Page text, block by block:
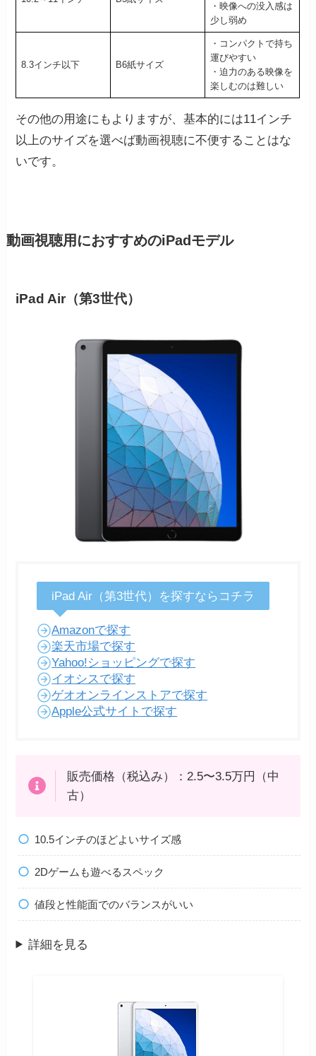
・映像への没入感は
少し弱め
8.3インチ以下 B6紙サイズ
・コンパクトで持ち
運びやすい
・迫力のある映像を
楽しむのは難しい
その他の用途にもよりますが、基本的には11インチ
以上のサイズを選べば動画視聴に不便することはな
いです。
動画視聴用におすすめのiPadモデル
iPad Air（第3世代）
iPad Air（第3世代）を探すならコチラ
Amazonで探す
楽天市場で探す
Yahoo!ショッピングで探す
イオシスで探す
ゲオオンラインストアで探す
Apple公式サイトで探す
販売価格（税込み）：2.5〜3.5万円（中
古）
10.5インチのほどよいサイズ感
2Dゲームも遊べるスペック
値段と性能面でのバランスがいい
詳細を見る